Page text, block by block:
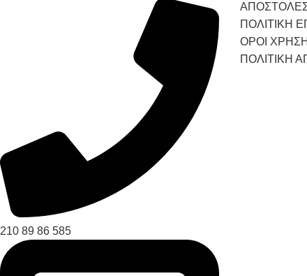
210 89 86 585
ΠΟΛΙΤΙΚΗ
ΟΡΟΙ
ΠΟΛΙΤΙΚΗ